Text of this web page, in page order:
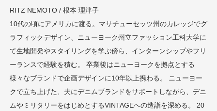
RITZ NEMOTO / 根本 理津子
10代の頃にアメリカに渡る。マサチューセッツ州のカレッジでグ
ラフィックデザイン、ニューヨーク州立ファッション工科大学に
て生地開発やスタイリングを学ぶ傍ら、インターンシップやフリ
ーランスで経験を積む。 卒業後はニューヨークを拠点とする
様々なブランドで企画デザインに10年以上携わる。 ニューヨー
クで立ち上げた、夫にデニムブランドをサポートしながら、デニ
ムやミリタリーをはじめとするVINTAGEへの造詣を深める。 20